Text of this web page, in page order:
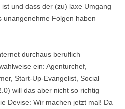
ist und dass der (zu) laxe Umgang
unangenehme Folgen haben
durchaus beruflich
ein: Agenturchef,
Start-Up-Evangelist, Social
will das aber nicht so richtig
Devise: Wir machen jetzt mal! Da